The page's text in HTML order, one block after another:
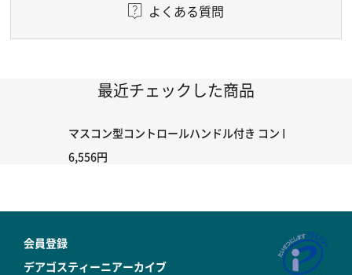
よくある質問
最近チェックした商品
マスコン型コントロールハンドル付き コントローラー
6,556円
会員登録
デアゴスティーニアーカイブ